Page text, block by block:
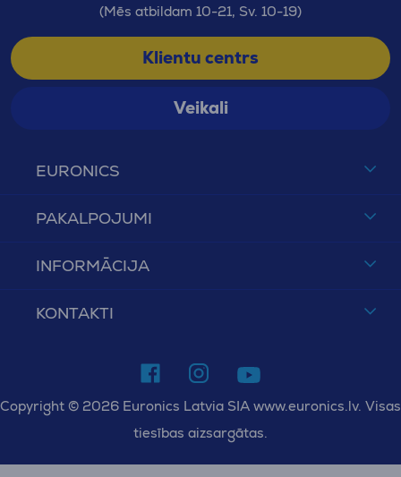
EURONICS
PAKALPOJUMI
INFORMĀCIJA
KONTAKTI
(Mēs atbildam 10-21, Sv. 10-19)
Klientu centrs
Veikali
Copyright © 2026 Euronics Latvia SIA www.euronics.lv. Visas
tiesības aizsargātas.